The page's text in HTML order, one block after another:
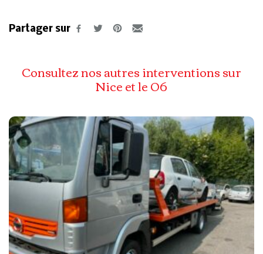
Partager sur
Consultez nos autres interventions sur
Nice et le 06